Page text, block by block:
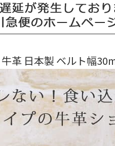
革 日本製 ベルト幅